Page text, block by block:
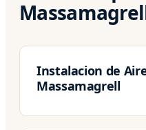
Instalacion de
Massamagrell